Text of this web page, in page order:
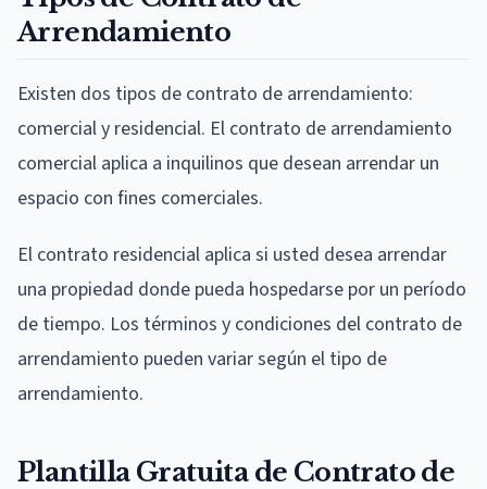
Arrendamiento
Existen dos tipos de contrato de arrendamiento:
comercial y residencial. El contrato de arrendamiento
comercial aplica a inquilinos que desean arrendar un
espacio con fines comerciales.
El contrato residencial aplica si usted desea arrendar
una propiedad donde pueda hospedarse por un período
de tiempo. Los términos y condiciones del contrato de
arrendamiento pueden variar según el tipo de
arrendamiento.
Plantilla Gratuita de Contrato de